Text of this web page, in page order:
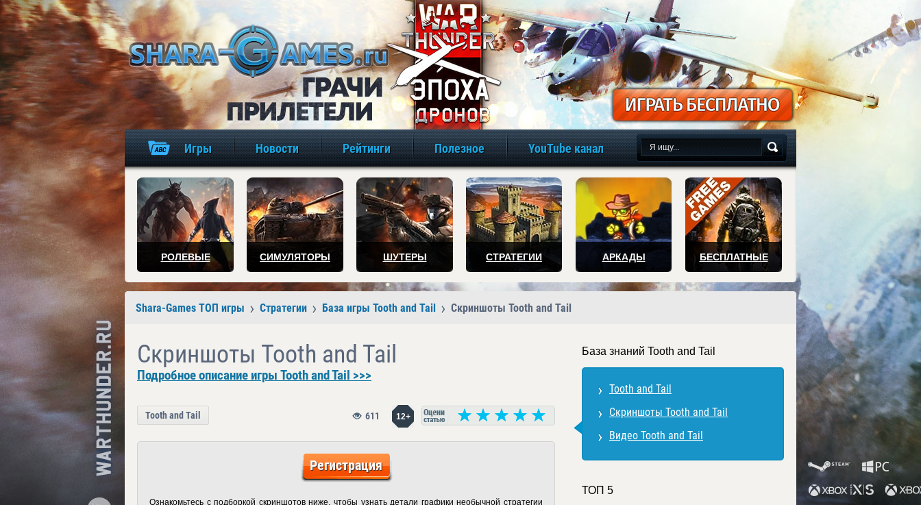
игры онлайн бесплатно
Игры Новости Рейтинги Полезное YouTube канал
РОЛЕВЫЕ СИМУЛЯТОРЫ ШУТЕРЫ СТРАТЕГИИ АРКАДЫ БЕСПЛАТНЫЕ
Shara-Games ТОП игры Стратегии База игры Tooth and Tail Скриншоты Tooth and Tail
Скриншоты Tooth and Tail
Подробное описание игры Tooth and Tail >>>
Tooth and Tail 12+
611
Регистрация
Ознакомьтесь с подборкой скриншотов ниже, чтобы узнать детали графики необычной стратегии
База знаний Tooth and Tail
Tooth and Tail
Скриншоты Tooth and Tail
Видео Tooth and Tail
ТОП 5